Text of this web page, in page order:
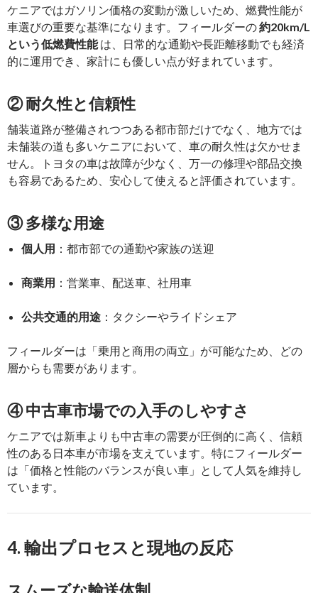
ケニアではガソリン価格の変動が激しいため、燃費性能が
車選びの重要な基準になります。フィールダーの約20km/L
という低燃費性能は、日常的な通勤や長距離移動でも経済
的に運用でき、家計にも優しい点が好まれています。
② 耐久性と信頼性
舗装道路が整備されつつある都市部だけでなく、地方では
未舗装の道も多いケニアにおいて、車の耐久性は欠かせま
せん。トヨタの車は故障が少なく、万一の修理や部品交換
も容易であるため、安心して使えると評価されています。
③ 多様な用途
個人用 ：都市部での通勤や家族の送迎
商業用 ：営業車、配送車、社用車
公共交通的用途 ：タクシーやライドシェア
フィールダーは「乗用と商用の両立」が可能なため、どの
層からも需要があります。
④ 中古車市場での入手のしやすさ
ケニアでは新車よりも中古車の需要が圧倒的に高く、信頼
性のある日本車が市場を支えています。特にフィールダー
は「価格と性能のバランスが良い車」として人気を維持し
ています。
4. 輸出プロセスと現地の反応